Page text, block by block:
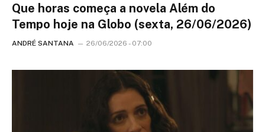
Que horas começa a novela Além do
Tempo hoje na Globo (sexta, 26/06/2026)
ANDRÉ SANTANA 26/06/2026 - 07:00